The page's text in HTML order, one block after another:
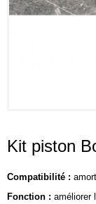
Kit piston
Compatibilité :
Fonction : améliorer